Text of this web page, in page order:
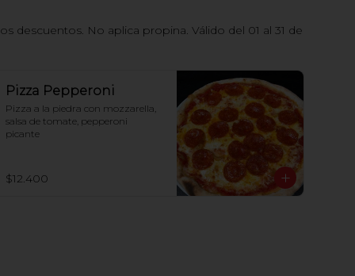
descuentos. No aplica propina. Válido del 01 al 31 de
Pizza Pepperoni
Pizza a la piedra con mozzarella,
salsa de tomate, pepperoni
picante
$12.400